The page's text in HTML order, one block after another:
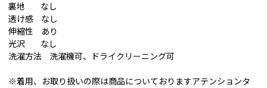
裏地 なし
透け感 なし
伸縮性 あり
光沢 なし
洗濯方法 洗濯機可、ドライクリーニング可
※着用、お取り扱いの際は商品についておりますアテンションタ